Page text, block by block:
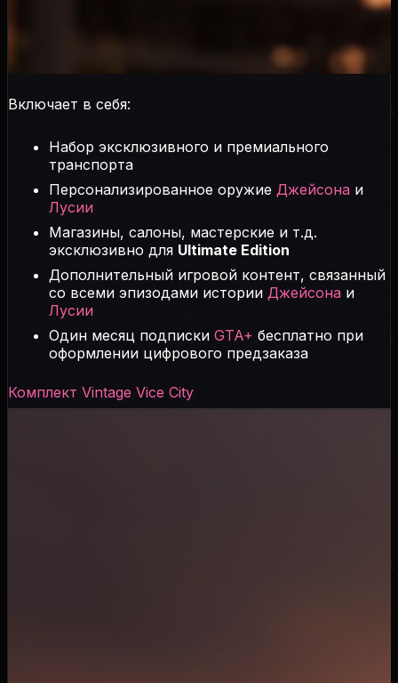
Включает в себя:
Набор эксклюзивного и премиального
транспорта
Персонализированное оружие Джейсонаи
Лусии
Магазины, салоны, мастерские и т.д.
эксклюзивно для Ultimate Edition
Дополнительный игровой контент, связанный
со всеми эпизодами истории Джейсонаи
Лусии
Один месяц подписки GTA+ бесплатно при
оформлении цифрового предзаказа
Комплект Vintage Vice City